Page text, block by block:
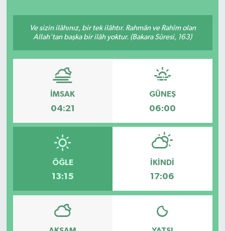
Ve sizin ilâhınız, bir tek ilâhtır. Rahmân ve Rahîm olan
Allah'tan başka bir ilâh yoktur. (Bakara Sûresi, 163)
İMSAK
04:21
GÜNEŞ
06:00
ÖĞLE
13:15
İKINDI
17:06
ÖZEL HABER
TARİH
YAŞAM VE ÇEVRE